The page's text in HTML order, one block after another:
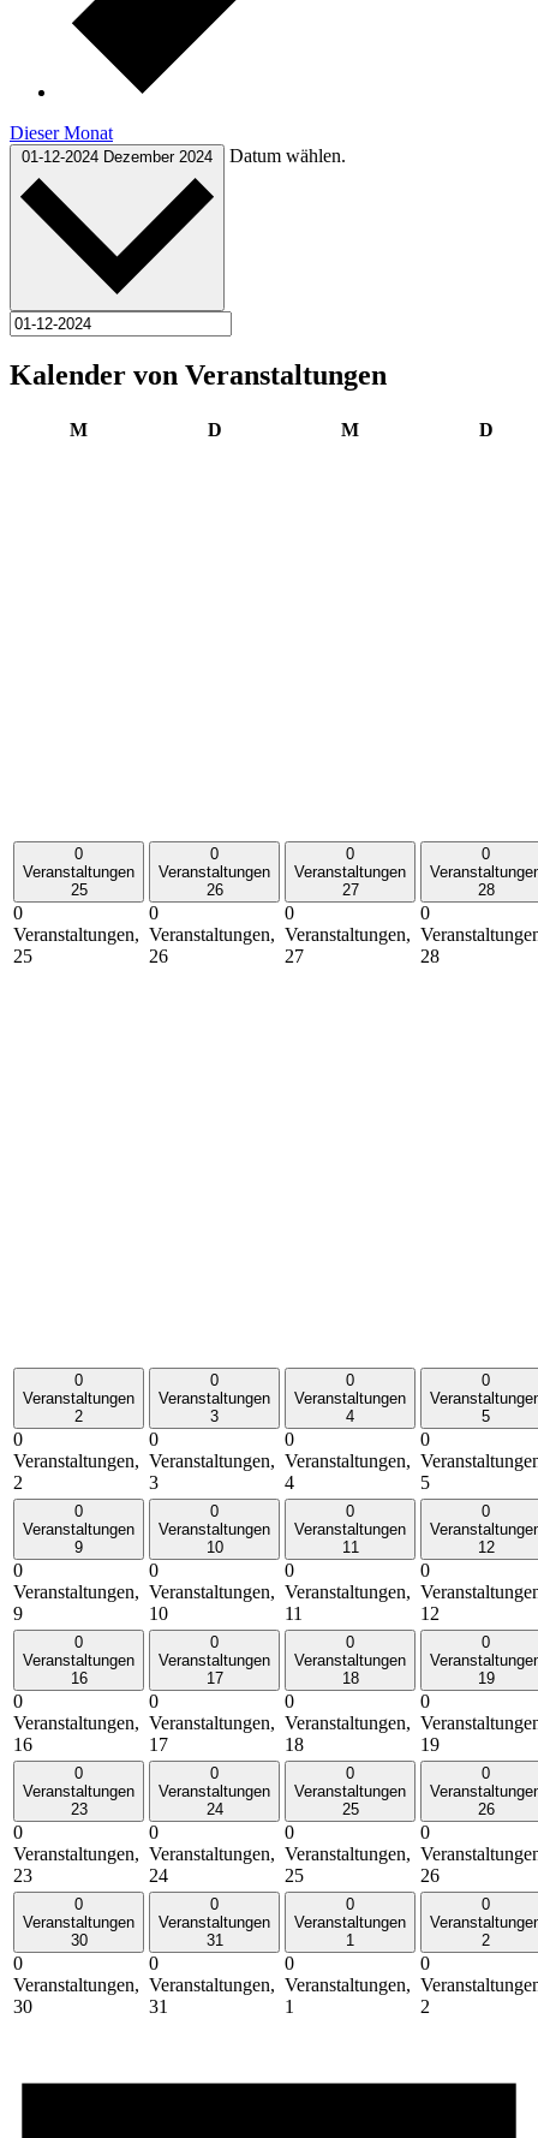
Dieser Monat
01-12-2024 Dezember 2024 Datum wählen.
Kalender von Veranstaltungen
MMontag DDienstag MMittwoch D
0
Veranstaltungen
25
0
Veranstaltungen,
25
0
Veranstaltungen
26
0
Veranstaltungen,
26
0
Veranstaltungen
27
0
Veranstaltungen,
27
0
28
0
28
0
Veranstaltungen
2
0
Veranstaltungen,
2
0
Veranstaltungen
3
0
Veranstaltungen,
3
0
Veranstaltungen
4
0
Veranstaltungen,
4
0
5
0
5
0
Veranstaltungen
9
0
Veranstaltungen,
9
0
Veranstaltungen
10
0
Veranstaltungen,
10
0
Veranstaltungen
11
0
Veranstaltungen,
11
0
12
0
12
0
Veranstaltungen
16
0
Veranstaltungen,
16
0
Veranstaltungen
17
0
Veranstaltungen,
17
0
Veranstaltungen
18
0
Veranstaltungen,
18
0
19
0
19
0
Veranstaltungen
23
0
Veranstaltungen,
23
0
Veranstaltungen
24
0
Veranstaltungen,
24
0
Veranstaltungen
25
0
Veranstaltungen,
25
0
26
0
26
0
Veranstaltungen
30
0
Veranstaltungen,
30
0
Veranstaltungen
31
0
Veranstaltungen,
31
0
Veranstaltungen
1
0
Veranstaltungen,
1
0
2
0
2